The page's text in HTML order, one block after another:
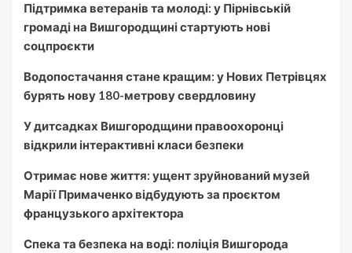
Підтримка ветеранів та молоді: у Пірнівській
громаді на Вишгородщині стартують нові
соцпроєкти
Водопостачання стане кращим: у Нових Петрівцях
бурять нову 180-метрову свердловину
У дитсадках Вишгородщини правоохоронці
відкрили інтерактивні класи безпеки
Отримає нове життя: ущент зруйнований музей
Марії Примаченко відбудують за проєктом
французького архітектора
Спека та безпека на воді: поліція Вишгорода